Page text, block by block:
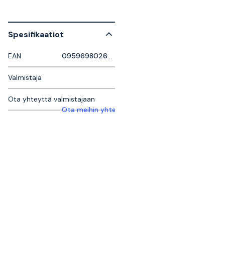
Spesifikaatiot
EAN 095969802697
Valmistaja
Ota yhteyttä valmistajaan
Ota meihin yhteyttä saadaksesi lisätietoja